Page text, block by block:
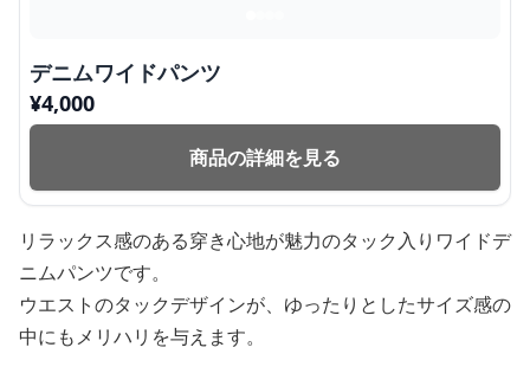
デニムワイドパンツ
¥4,000
商品の詳細を見る
リラックス感のある穿き心地が魅力のタック入りワイドデ
ニムパンツです。
ウエストのタックデザインが、ゆったりとしたサイズ感の
中にもメリハリを与えます。